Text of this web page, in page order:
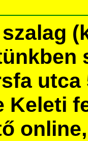
utca
Keleti